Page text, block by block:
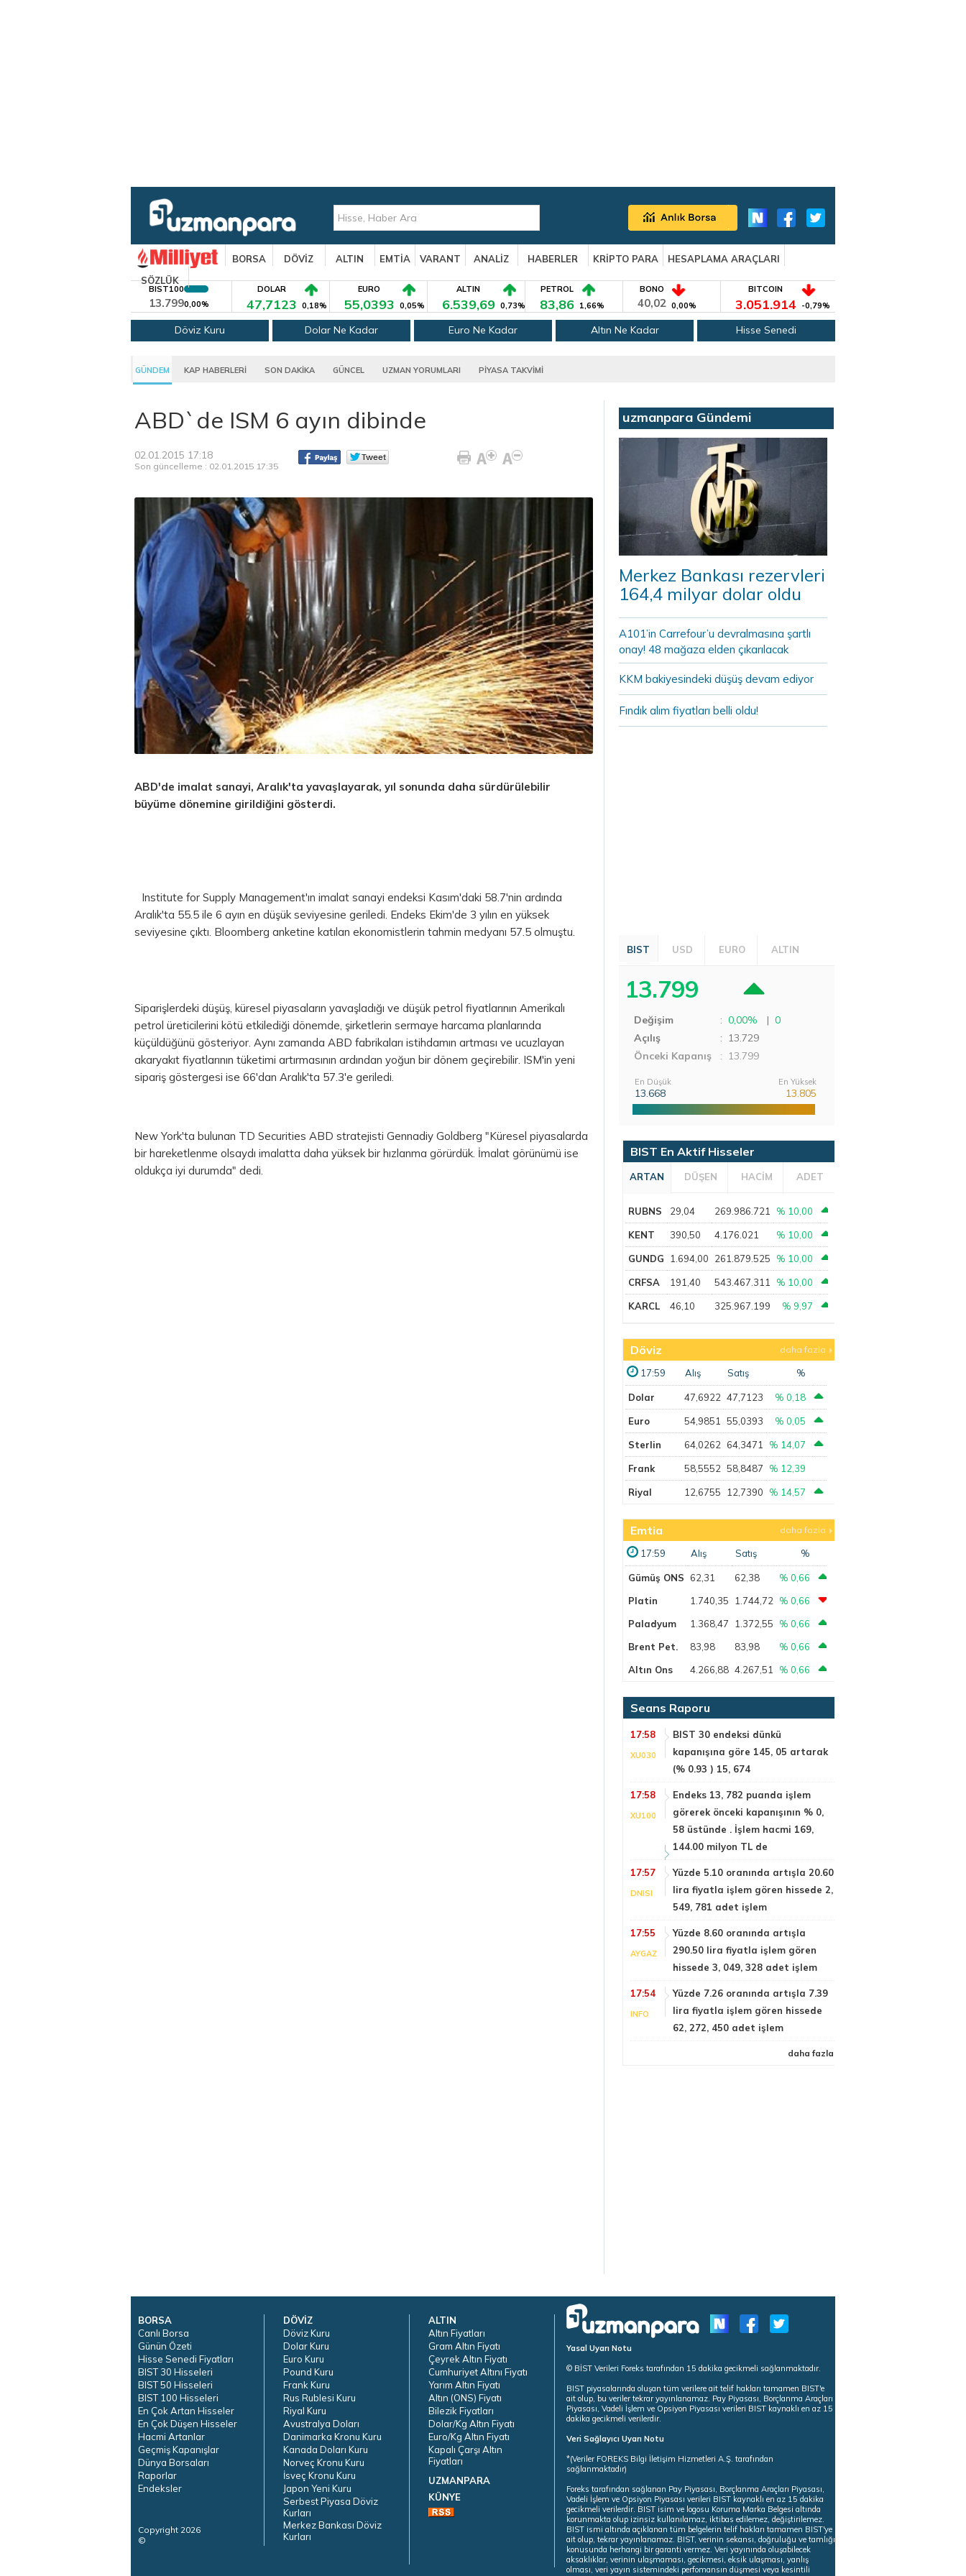
BORSA DÖVİZ ALTIN EMTİA VARANT ANALİZ HABERLER KRİPTO PARA
HESAPLAMA ARAÇLARI
SÖZLÜK
BIST100
13.7990,00%
DOLAR
47,7123 0,18%
EURO
55,0393 0,05%
ALTIN
6.539,69 0,73%
PETROL
83,86 1,66%
BONO
40,02 0,00%
BITCOIN
3.051.914 -0,79%
Döviz Kuru Dolar Ne Kadar Euro Ne Kadar Altın Ne Kadar Hisse Senedi
GÜNDEM KAP HABERLERİ SON DAKİKA GÜNCEL UZMAN YORUMLARI PİYASA TAKVİMİ
ABD`de ISM 6 ayın dibinde
02.01.2015 17:18
Son güncelleme : 02.01.2015 17:35
ABD'de imalat sanayi, Aralık'ta yavaşlayarak, yıl sonunda daha sürdürülebilir
büyüme dönemine girildiğini gösterdi.
Institute for Supply Management'ın imalat sanayi endeksi Kasım'daki 58.7'nin ardında
Aralık'ta 55.5 ile 6 ayın en düşük seviyesine geriledi. Endeks Ekim'de 3 yılın en yüksek
seviyesine çıktı. Bloomberg anketine katılan ekonomistlerin tahmin medyanı 57.5 olmuştu.
Siparişlerdeki düşüş, küresel piyasaların yavaşladığı ve düşük petrol fiyatlarının Amerikalı
petrol üreticilerini kötü etkilediği dönemde, şirketlerin sermaye harcama planlarında
küçüldüğünü gösteriyor. Aynı zamanda ABD fabrikaları istihdamın artması ve ucuzlayan
akaryakıt fiyatlarının tüketimi artırmasının ardından yoğun bir dönem geçirebilir. ISM'in yeni
sipariş göstergesi ise 66'dan Aralık'ta 57.3'e geriledi.
New York'ta bulunan TD Securities ABD stratejisti Gennadiy Goldberg "Küresel piyasalarda
bir hareketlenme olsaydı imalatta daha yüksek bir hızlanma görürdük. İmalat görünümü ise
oldukça iyi durumda" dedi.
uzmanpara Gündemi
Merkez Bankası rezervleri
164,4 milyar dolar oldu
A101’in Carrefour’u devralmasına şartlı
onay! 48 mağaza elden çıkarılacak
KKM bakiyesindeki düşüş devam ediyor
Fındık alım fiyatları belli oldu!
BIST USD EURO ALTIN
13.799
Değişim : 0,00% | 0
Açılış
: 13.729
Önceki Kapanış
: 13.799
En Düşük
13.668
En Yüksek
13.805
BIST En Aktif Hisseler
ARTAN DÜŞEN HACİM ADET
RUBNS 29,04 269.986.721 % 10,00
KENT 390,50 4.176.021 % 10,00
GUNDG 1.694,00 261.879.525 % 10,00
CRFSA 191,40 543.467.311 % 10,00
KARCL 46,10 325.967.199 % 9,97
Döviz daha fazla
17:59 Alış Satış %
Dolar 47,6922 47,7123 % 0,18
Euro 54,9851 55,0393 % 0,05
Sterlin 64,0262 64,3471 % 14,07
Frank 58,5552 58,8487 % 12,39
Riyal 12,6755 12,7390 % 14,57
Emtia daha fazla
17:59 Alış Satış %
Gümüş ONS 62,31 62,38
% 0,66
Platin
1.740,35 1.744,72
% 0,66
Paladyum
1.368,47 1.372,55
% 0,66
Brent Pet.
83,98 83,98
% 0,66
Altın Ons
4.266,88 4.267,51 % 0,66
Seans Raporu
17:58
XU030
BIST 30 endeksi dünkü
kapanışına göre 145, 05 artarak
(% 0.93 ) 15, 674
17:58
XU100
Endeks 13, 782 puanda işlem
görerek önceki kapanışının % 0,
58 üstünde . İşlem hacmi 169,
144.00 milyon TL de
17:57
DNISI
Yüzde 5.10 oranında artışla 20.60
lira fiyatla işlem gören hissede 2,
549, 781 adet işlem
17:55
AYGAZ
Yüzde 8.60 oranında artışla
290.50 lira fiyatla işlem gören
hissede 3, 049, 328 adet işlem
17:54
INFO
Yüzde 7.26 oranında artışla 7.39
lira fiyatla işlem gören hissede
62, 272, 450 adet işlem
daha fazla
BORSA
Canlı Borsa
Günün Özeti
Hisse Senedi Fiyatları
BIST 30 Hisseleri
BIST 50 Hisseleri
BIST 100 Hisseleri
En Çok Artan Hisseler
En Çok Düşen Hisseler
Hacmi Artanlar
Geçmiş Kapanışlar
Dünya Borsaları
Raporlar
Endeksler
Copyright 2026
©
DÖVİZ
Döviz Kuru
Dolar Kuru
Euro Kuru
Pound Kuru
Frank Kuru
Rus Rublesi Kuru
Riyal Kuru
Avustralya Doları
Danimarka Kronu Kuru
Kanada Doları Kuru
Norveç Kronu Kuru
İsveç Kronu Kuru
Japon Yeni Kuru
Serbest Piyasa Döviz
Kurları
Merkez Bankası Döviz
Kurları
ALTIN
Altın Fiyatları
Gram Altın Fiyatı
Çeyrek Altın Fiyatı
Cumhuriyet Altını Fiyatı
Yarım Altın Fiyatı
Altın (ONS) Fiyatı
Bilezik Fiyatları
Dolar/Kg Altın Fiyatı
Euro/Kg Altın Fiyatı
Kapalı Çarşı Altın
Fiyatları
UZMANPARA
KÜNYE
Yasal Uyarı Notu
© BİST Verileri Foreks tarafından 15 dakika gecikmeli sağlanmaktadır.
BIST piyasalarında oluşan tüm verilere ait telif hakları tamamen BIST'e
ait olup, bu veriler tekrar yayınlanamaz. Pay Piyasası, Borçlanma Araçları
Piyasası, Vadeli İşlem ve Opsiyon Piyasası verileri BIST kaynaklı en az 15
dakika gecikmeli verilerdir.
Veri Sağlayıcı Uyarı Notu
*(Veriler FOREKS Bilgi İletişim Hizmetleri A.Ş. tarafından
sağlanmaktadır)
Foreks tarafından sağlanan Pay Piyasası, Borçlanma Araçları Piyasası,
Vadeli İşlem ve Opsiyon Piyasası verileri BIST kaynaklı en az 15 dakika
gecikmeli verilerdir. BIST isim ve logosu Koruma Marka Belgesi altında
korunmakta olup izinsiz kullanılamaz, iktibas edilemez, değiştirilemez.
BIST ismi altında açıklanan tüm belgelerin telif hakları tamamen BIST'ye
ait olup, tekrar yayınlanamaz. BIST, verinin sekansı, doğruluğu ve tamlığı
konusunda herhangi bir garanti vermez. Veri yayınında oluşabilecek
aksaklıklar, verinin ulaşmaması, gecikmesi, eksik ulaşması, yanlış
olması, veri yayın sistemindeki perfomansın düşmesi veya kesintili